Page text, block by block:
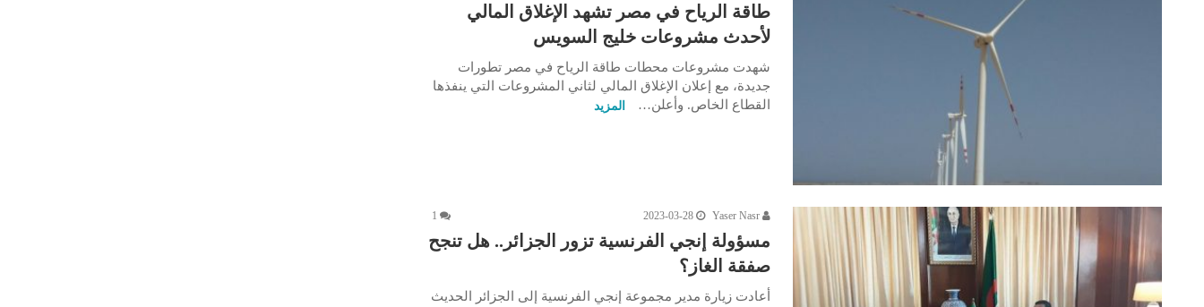
طاقة الرياح في مصر تشهد الإغلاق المالي
لأحدث مشروعات خليج السويس
شهدت مشروعات محطات طاقة الرياح في مصر تطورات
جديدة، مع إعلان الإغلاق المالي لثاني المشروعات التي ينفذها
القطاع الخاص. وأعلن…
المزيد
Yaser Nasr
2023-03-28
1
مسؤولة إنجي الفرنسية تزور الجزائر.. هل تنجح
صفقة الغاز؟
أعادت زيارة مدير مجموعة إنجي الفرنسية إلى الجزائر الحديث